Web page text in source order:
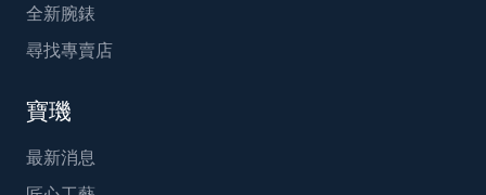
全新腕錶
尋找專賣店
寶璣
最新消息